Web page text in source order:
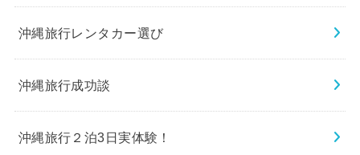
沖縄旅行レンタカー選び
沖縄旅行成功談
沖縄旅行２泊3日実体験！